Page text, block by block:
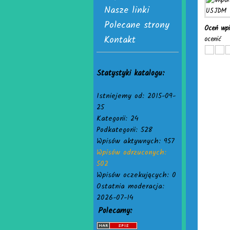
Nasze linki
Polecane strony
Kontakt
Statystyki katalogu:
Istniejemy od: 2015-09-
25
Kategorii: 24
Podkategorii: 528
Wpisów aktywnych: 957
Wpisów odrzuconych:
502
Wpisów oczekujących: 0
Ostatnia moderacja:
2026-07-14
Polecamy:
Oceń
ocenić